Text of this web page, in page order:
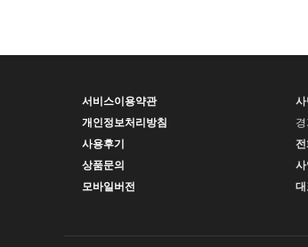
서비스이용약관
개인정보처리방침
사용후기
상품문의
모바일버전
사